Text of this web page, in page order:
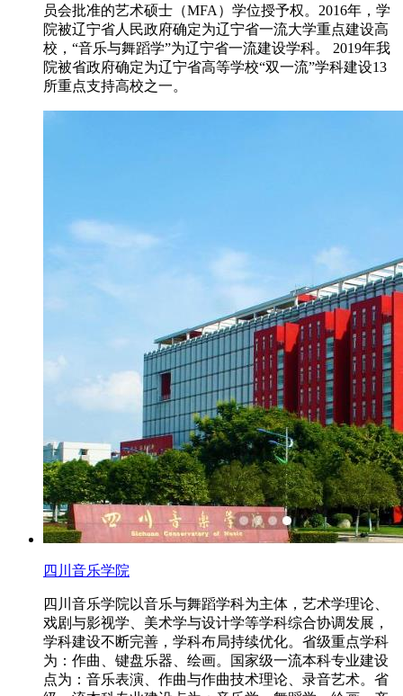
员会批准的艺术硕士（MFA）学位授予权。2016年，学
院被辽宁省人民政府确定为辽宁省一流大学重点建设高
校，“音乐与舞蹈学”为辽宁省一流建设学科。 2019年我
院被省政府确定为辽宁省高等学校“双一流”学科建设13
所重点支持高校之一。
四川音乐学院
四川音乐学院以音乐与舞蹈学科为主体，艺术学理论、
戏剧与影视学、美术学与设计学等学科综合协调发展，
学科建设不断完善，学科布局持续优化。省级重点学科
为：作曲、键盘乐器、绘画。国家级一流本科专业建设
点为：音乐表演、作曲与作曲技术理论、录音艺术。省